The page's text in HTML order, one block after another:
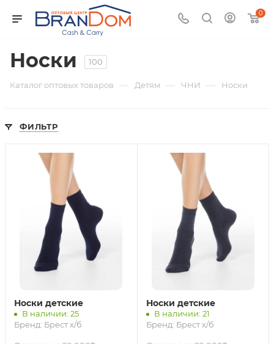
0
Носки 100
Каталог оптовых товаров — Детям — ЧНИ — Носки
ФИЛЬТР
Носки детские
В наличии: 25
Бренд: Брест х/б
Носки детские
В наличии: 21
Бренд: Брест х/б